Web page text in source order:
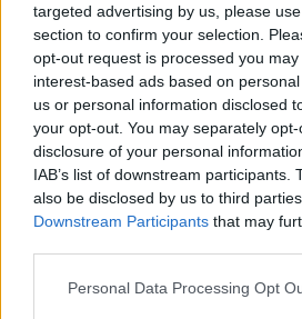
targeted advertising by us, please
section to confirm your selection.
opt-out request is processed you
interest-based ads based on
us or personal information disclosed
your opt-out. You may separately
disclosure of your personal
IAB’s list of downstream participants.
also be disclosed by us to third
Downstream Participants that may
Please note that this website/app
Personal Data Processing Opt